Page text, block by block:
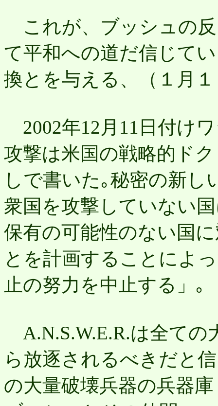
これが、ブッシュの
て平和への道だ信じて
換とを与える、（１月
2002年12月11日付け
攻撃は米国の戦略的ド
しで書いた｡秘密の新
衆国を攻撃していない
保有の可能性のない国
とを計画することによ
止の努力を中止する」｡
A.N.S.W.E.R.は全ての
ら放逐されるべきだと
の大量破壊兵器の兵器